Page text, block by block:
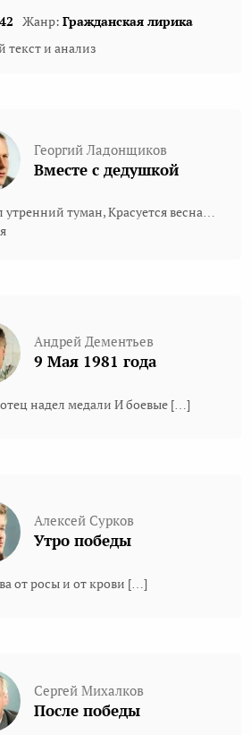
Жанр: Гражданская лирика
текст и анализ
Георгий Ладонщиков
Вместе с дедушкой
утренний туман, Красуется весна…
Андрей Дементьев
9 Мая 1981 года
надел медали И боевые […]
Алексей Сурков
Утро победы
от росы и от крови […]
Сергей Михалков
После победы